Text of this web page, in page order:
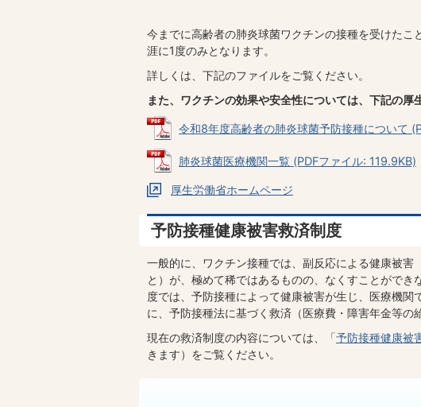
今までに高齢者の肺炎球菌ワクチンの接種を受けた
涯に1度のみとなります。
詳しくは、下記のファイルをご覧ください。
また、ワクチンの効果や安全性については、下記の厚
令和8年度高齢者の肺炎球菌予防接種について
肺炎球菌医療機関一覧 (PDFファイル: 119.9KB)
厚生労働省ホームページ
予防接種健康被害救済制度
一般的に、ワクチン接種では、副反応による健康被害
と）が、極めて稀ではあるものの、なくすことがで
度では、予防接種によって健康被害が生じ、医療機
に、予防接種法に基づく救済（医療費・障害年金等の
現在の救済制度の内容については、「予防接種健康被
きます）をご覧ください。